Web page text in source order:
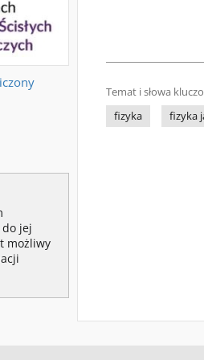
jej
możliwy
Temat i słowa
fizyka
fizyka